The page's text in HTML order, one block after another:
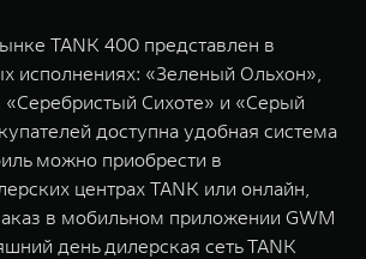
TANK 400 представлен в
исполнениях: «Зеленый Ольхон»,
Сихоте» и «Серый
доступна удобная система
можно приобрести в
центрах TANK или онлайн,
в мобильном приложении GWM
день дилерская сеть TANK